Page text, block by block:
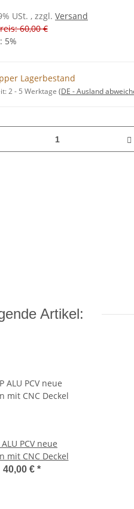
USt. , zzgl. Versand
60,00 €
5%
Lagerbestand
2 - 5 Werktage (DE - Ausland
Artikel:
ALU PCV neue
mit CNC Deckel
40,00 € *